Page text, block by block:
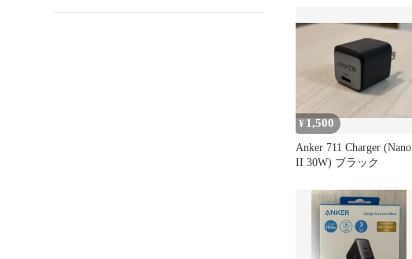
¥ 1,500
Anker 711 Charger (Nano
II 30W) ブラック